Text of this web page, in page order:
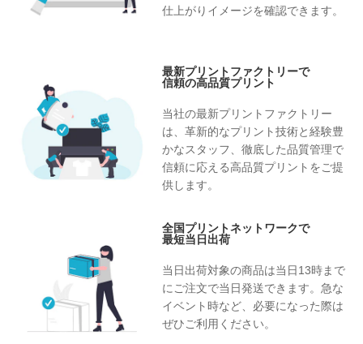
仕上がりイメージを確認できます。
最新プリントファクトリーで
信頼の高品質プリント
当社の最新プリントファクトリー
は、革新的なプリント技術と経験豊
かなスタッフ、徹底した品質管理で
信頼に応える高品質プリントをご提
供します。
全国プリントネットワークで
最短当日出荷
当日出荷対象の商品は当日13時まで
にご注文で当日発送できます。急な
イベント時など、必要になった際は
ぜひご利用ください。